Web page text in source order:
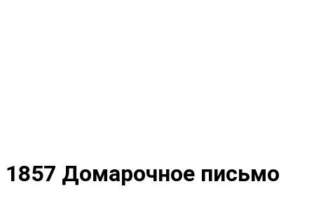
1857 Домарочное письмо